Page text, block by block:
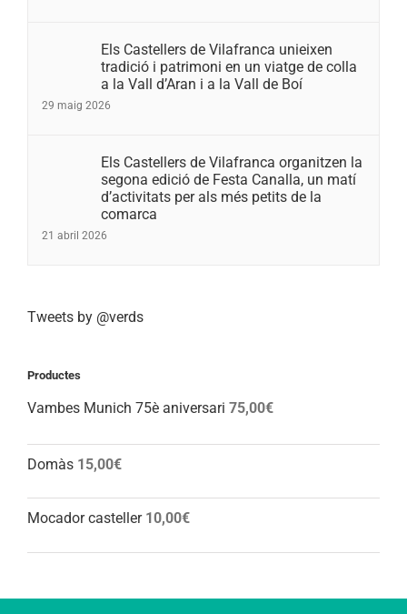
Els Castellers de Vilafranca unieixen
tradició i patrimoni en un viatge de colla
a la Vall d’Aran i a la Vall de Boí
29 maig 2026
Els Castellers de Vilafranca organitzen la
segona edició de Festa Canalla, un matí
d’activitats per als més petits de la
comarca
21 abril 2026
Tweets by @verds
Productes
Vambes Munich 75è aniversari 75,00€
Domàs 15,00€
Mocador casteller 10,00€